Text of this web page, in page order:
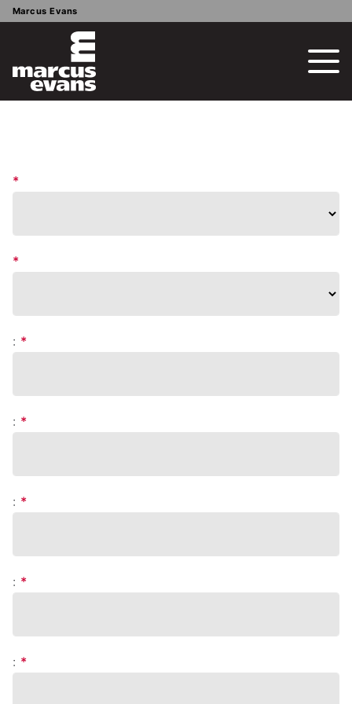
Marcus Evans
*
*
: *
: *
: *
: *
: *